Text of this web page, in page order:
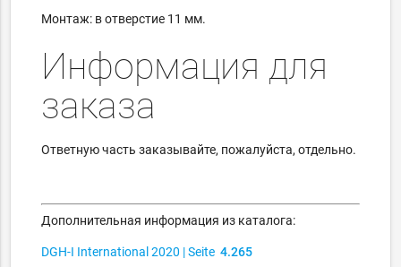
Монтаж: в отверстие 11 мм.
Информация для
заказа
Ответную часть заказывайте, пожалуйста, отдельно.
Дополнительная информация из каталога:
DGH-I International 2020 | Seite4.265